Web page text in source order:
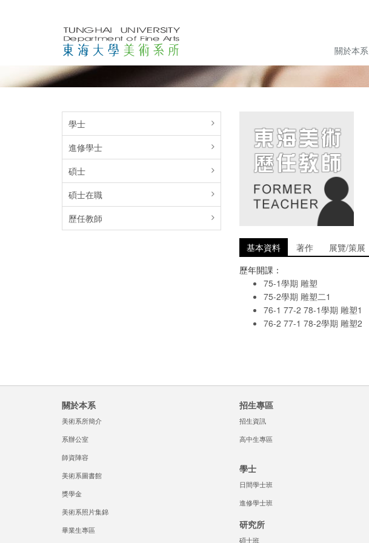
關於本系
學士
進修學士
碩士
碩士在職
歷任教師
基本資料 著作 展覽/策展
歷年開課：
75-1學期 雕塑
75-2學期 雕塑二1
76-1 77-2 78-1學期 雕塑1
76-2 77-1 78-2學期 雕塑2
關於本系
美術系所簡介
系辦公室
師資陣容
美術系圖書館
獎學金
美術系照片集錦
畢業生專區
招生專區
招生資訊
高中生專區
學士
日間學士班
進修學士班
研究所
碩士班